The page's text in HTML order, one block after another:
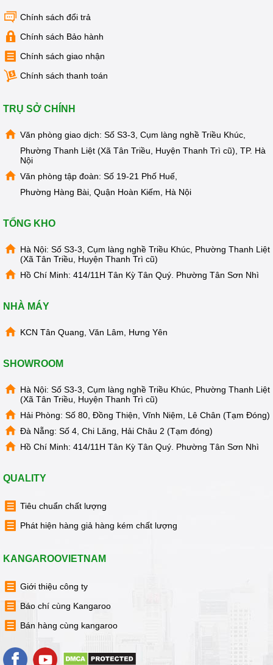
Là một trong số ít dòng máy có khóa an toàn cho trẻ em.
KG60A3 không chỉ đáp ứng nhiều nhu cầu mà còn khiến
phụ huynh vô cung an tâm khi sử dụng.
Nước nóng chỉ chảy ra khi chiếc nút được ấn xuống, việc
này sẽ hạn chế được rất nhiều rủi ro cho con nhỏ.
Kangaroo KG60A3 là lựa chọn hoàn hảo cho gia đình của
Liên hệ ngay hôm nay để nhận được tư vấn và chính sách
giá tốt nhất từ Kangaroo Việt Nam về "siêu phẩm"cây
nước nóng lạnh Kangaroo KG60A3 .
Chính sách đổi trả
Chính sách Bảo hành
Chính sách giao nhận
Chính sách thanh toán
TRỤ SỞ CHÍNH
Văn phòng giao dịch: Số S3-3, Cụm làng nghề Triều Khúc,
Phường Thanh Liệt (Xã Tân Triều, Huyện Thanh Trì cũ), TP. Hà
Nội
Văn phòng tập đoàn: Số 19-21 Phố Huế,
Phường Hàng Bài, Quận Hoàn Kiếm, Hà Nội
TỔNG KHO
Hà Nội: Số S3-3, Cụm làng nghề Triều Khúc, Phường Thanh Liệt
(Xã Tân Triều, Huyện Thanh Trì cũ)
Hồ Chí Minh: 414/11H Tân Kỳ Tân Quý. Phường Tân Sơn Nhì
NHÀ MÁY
KCN Tân Quang, Văn Lâm, Hưng Yên
SHOWROOM
Hà Nội: Số S3-3, Cụm làng nghề Triều Khúc, Phường Thanh Liệt
(Xã Tân Triều, Huyện Thanh Trì cũ)
Hải Phòng: Số 80, Đồng Thiện, Vĩnh Niệm, Lê Chân (Tạm Đóng)
Đà Nẵng: Số 4, Chi Lăng, Hải Châu 2 (Tạm đóng)
Hồ Chí Minh: 414/11H Tân Kỳ Tân Quý. Phường Tân Sơn Nhì
QUALITY
Tiêu chuẩn chất lượng
Phát hiện hàng giả hàng kém chất lượng
KANGAROOVIETNAM
Giới thiệu công ty
Báo chí cùng Kangaroo
Bán hàng cùng kangaroo